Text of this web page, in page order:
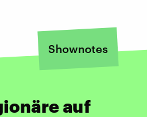
Shownotes
auf